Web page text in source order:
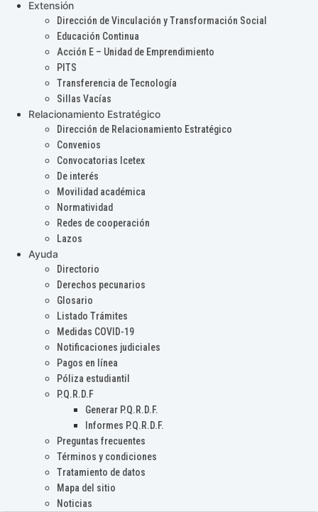
Extensión
Dirección de Vinculación y Transformación Social
Educación Continua
Acción E – Unidad de Emprendimiento
PITS
Transferencia de Tecnología
Sillas Vacías
Relacionamiento Estratégico
Dirección de Relacionamiento Estratégico
Convenios
Convocatorias Icetex
De interés
Movilidad académica
Normatividad
Redes de cooperación
Lazos
Ayuda
Directorio
Derechos pecunarios
Glosario
Listado Trámites
Medidas COVID-19
Notificaciones judiciales
Pagos en línea
Póliza estudiantil
P.Q.R.D.F
Generar P.Q.R.D.F.
Informes P.Q.R.D.F.
Preguntas frecuentes
Términos y condiciones
Tratamiento de datos
Mapa del sitio
Noticias